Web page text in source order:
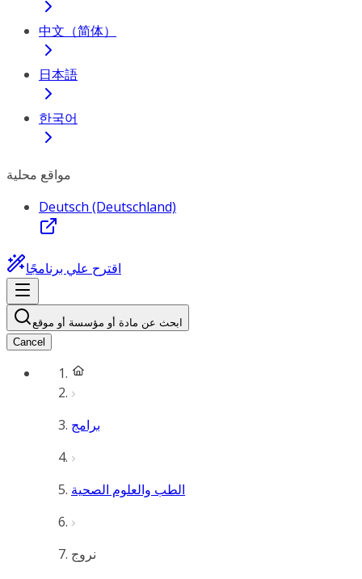
中文（简体）
日本語
한국어
مواقع محلية
Deutsch (Deutschland)
اقترح علي برنامجًا
ابحث عن مادة أو مؤسسة أو موقع
Cancel
برامج
الطب والعلوم الصحية
نروج